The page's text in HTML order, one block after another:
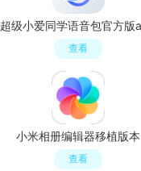
超级小爱同学语音包官方版
查看
小米相册编辑器移植版本
查看